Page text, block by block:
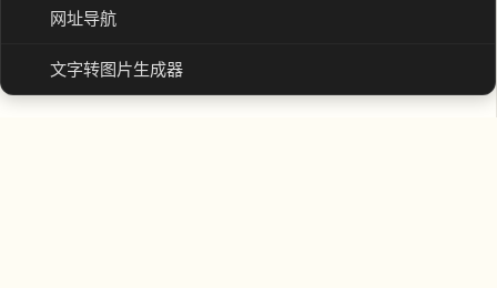
网址导航
文字转图片生成器